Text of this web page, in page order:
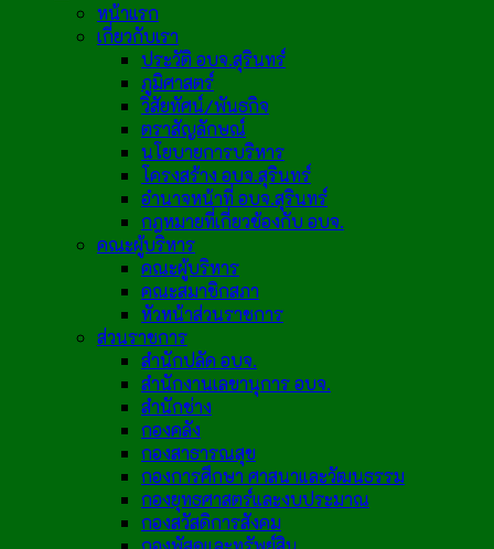
หน้าแรก
เกี่ยวกับเรา
ประวัติ อบจ.สุรินทร์
ภูมิศาสตร์
วิสัยทัศน์/พันธกิจ
ตราสัญลักษณ์
นโยบายการบริหาร
โครงสร้าง อบจ.สุรินทร์
อำนาจหน้าที่ อบจ.สุรินทร์
กฎหมายที่เกี่ยวข้องกับ อบจ.
คณะผู้บริหาร
คณะผู้บริหาร
คณะสมาชิกสภา
หัวหน้าส่วนราชการ
ส่วนราชการ
สำนักปลัด อบจ.
สำนักงานเลขานุการ อบจ.
สำนักช่าง
กองคลัง
กองสาธารณสุข
กองการศึกษา ศาสนาและวัฒนธรรม
กองยุทธศาสตร์และงบประมาณ
กองสวัสดิการสังคม